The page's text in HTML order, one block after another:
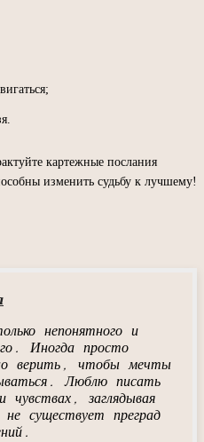
картежные послания
изменить судьбу к лучшему!
непонятного и
Иногда просто
верить, чтобы мечты
Люблю писать
чувствах, заглядывая
существует преград